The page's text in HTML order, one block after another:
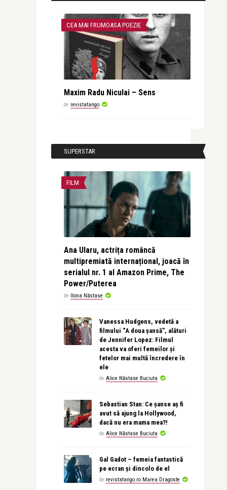
CEA MAI FRUMOASA POEZIE
Maxim Radu Niculai – Sens
de revistatango
SUPERSTAR
FILM
Ana Ularu, actrița româncă
multipremiată internațional, joacă în
serialul nr. 1 al Amazon Prime, The
Power/Puterea
de Ilona Năstase
Vanessa Hudgens, vedetă a
filmului “A doua șansă”, alături
de Jennifer Lopez: Filmul
acesta va oferi femeilor și
fetelor mai multă încredere în
ele
de Alice Năstase Buciuta
Sebastian Stan: Ce șanse aș fi
avut să ajung la Hollywood,
dacă nu era mama mea?!
de Alice Năstase Buciuta
Gal Gadot – femeia fantastică
pe ecran și dincolo de el
de revistatango.ro Marea Dragoste